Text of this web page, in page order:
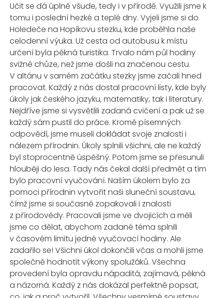
Učit se dá úplně všude, tedy i v přírodě. Využili jsme k
tomu i poslední hezké a teplé dny. Vyjeli jsme si do
Holedeče na Hopíkovu stezku, kde proběhla naše
celodenní výuka. Už cesta od autobusu k místu
určení byla pěkná turistika. Trvalo nám půl hodiny
svižné chůze, než jsme došli na značenou cestu.
V altánu v samém začátku stezky jsme začali hned
pracovat. Každý z nás dostal pracovní listy, kde byly
úkoly jak českého jazyku, matematiky, tak i literatury.
Nejdříve jsme si vysvětlili zadaná cvičení a pak už se
každý sám pustil do práce. Kromě písemných
odpovědí, jsme museli dokládat svoje znalosti i
nálezem přírodnin. Úkoly splnili všichni, ale ne každý
byl stoprocentně úspěšný. Potom jsme se přesunuli
hlouběji do lesa. Tady nás čekal další předmět a tím
bylo pracovní vyučování. Naším úkolem bylo za
pomoci přírodnin vytvořit naši sluneční soustavu,
čímž jsme si současně zopakovali i znalosti
z přírodovědy. Pracovali jsme ve dvojicích a měli
jsme co dělat, abychom zadané téma splnili
v časovém limitu jedné vyučovací hodiny. Ale
zadařilo se! Všichni úkol dokončili včas a mohli jsme
společně hodnotit výkony spolužáků. Všechna
provedení byla opravdu nápaditá, zajímavá, pěkná
a názorná. Každý z nás dokázal perfektně popsat,